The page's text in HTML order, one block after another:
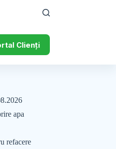
Clienți
apa
refacere